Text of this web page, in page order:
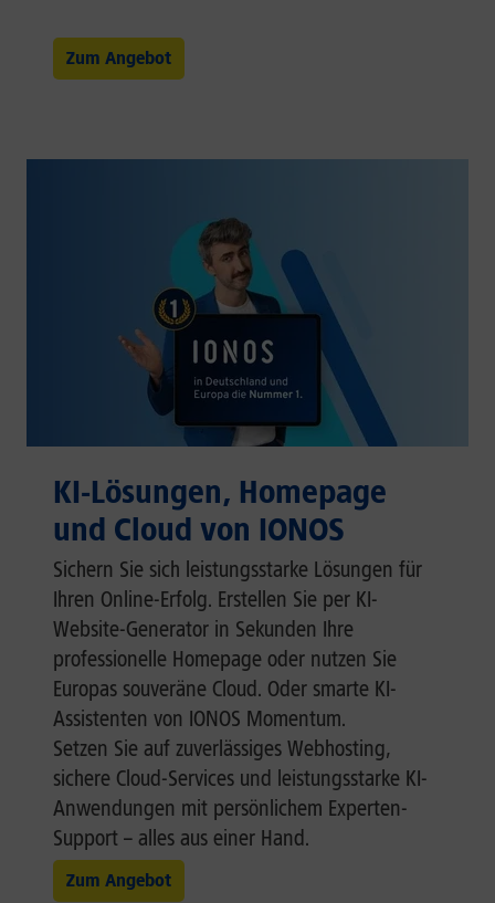
Zum Angebot
KI-Lösungen, Homepage
und Cloud von IONOS
Sichern Sie sich leistungsstarke Lösungen für
Ihren Online-Erfolg. Erstellen Sie per KI-
Website-Generator in Sekunden Ihre
professionelle Homepage oder nutzen Sie
Europas souveräne Cloud. Oder smarte KI-
Assistenten von IONOS Momentum.
Setzen Sie auf zuverlässiges Webhosting,
sichere Cloud-Services und leistungsstarke KI-
Anwendungen mit persönlichem Experten-
Support – alles aus einer Hand.
Zum Angebot